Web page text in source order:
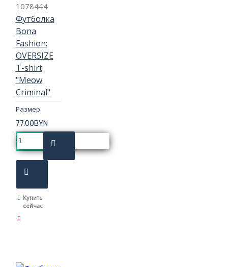
1078444
Футболка
Bona
Fashion:
OVERSIZE
T-shirt
"Meow
Criminal"
Размер
77.00BYN
Купить
сейчас